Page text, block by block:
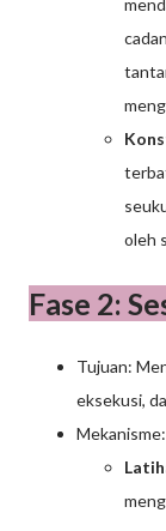
oleh
Fase 2:
Tujuan:
eksekusi,
Mekanisme: